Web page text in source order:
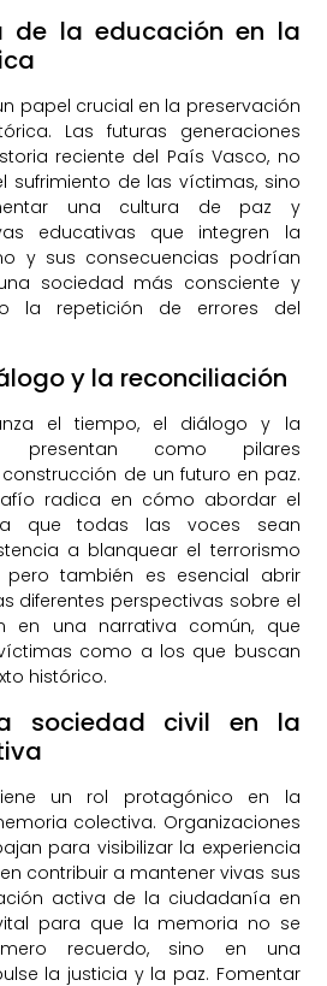
de la educación en la
papel crucial en la preservación
Las futuras generaciones
reciente del País Vasco, no
sufrimiento de las víctimas, sino
una cultura de paz y
educativas que integren la
y sus consecuencias podrían
sociedad más consciente y
la repetición de errores del
y la reconciliación
el tiempo, el diálogo y la
presentan como pilares
de un futuro en paz.
radica en cómo abordar el
que todas las voces sean
a blanquear el terrorismo
también es esencial abrir
diferentes perspectivas sobre el
en una narrativa común, que
como a los que buscan
histórico.
sociedad civil en la
un rol protagónico en la
colectiva. Organizaciones
para visibilizar la experiencia
contribuir a mantener vivas sus
activa de la ciudadanía en
para que la memoria no se
recuerdo, sino en una
la justicia y la paz. Fomentar